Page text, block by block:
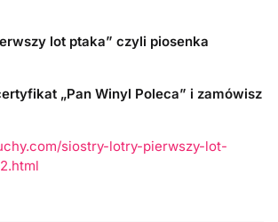
lot ptaka” czyli piosenka
„Pan Winyl Poleca” i zamówisz
siostry-lotry-pierwszy-lot-